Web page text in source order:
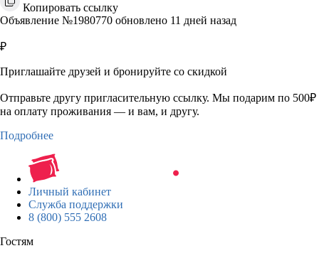
Копировать ссылку
Объявление №1980770 обновлено 11 дней назад
₽
Приглашайте друзей и бронируйте со скидкой
Отправьте другу пригласительную ссылку. Мы подарим по 500₽
на оплату проживания — и вам, и другу.
Подробнее
Личный кабинет
Служба поддержки
8 (800) 555 2608
Гостям